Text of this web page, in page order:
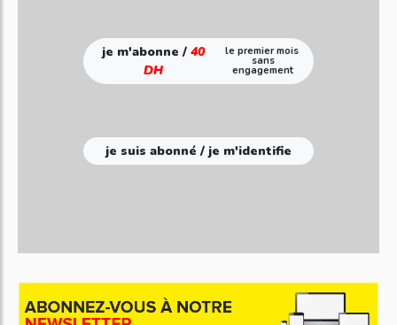
je m'abonne /40
DH
le premier mois
sans
engagement
je suis abonné / je m'identifie